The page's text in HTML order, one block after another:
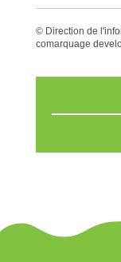
© Direction de
comarquage